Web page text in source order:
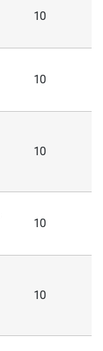
10
10
10
10
10